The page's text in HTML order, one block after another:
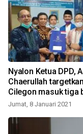
Nyalon Ketua DPD,
Chaerullah
Cilegon masuk tiga
Jumat, 8 Januari 2021